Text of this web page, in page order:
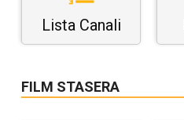
Lista Canali
FILM STASERA